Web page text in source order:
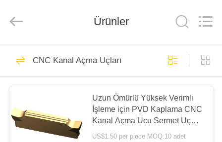
EVDE
ÜRÜN
VIDEOLAR
Materials
Co.,ltd.
Cermet Torna Uçları
272
Ürünler
CNC Kanal Açma Uçları
Uzun Ömürlü Yüksek Verimli
İşleme için PVD Kaplama CNC
Kanal Açma Ucu Sermet Uç
MGMN300-03-G
US$1.50 per piece MOQ:10 adet